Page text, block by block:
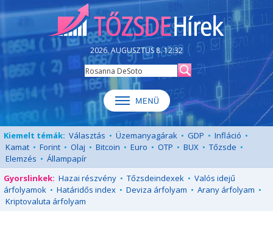
2026. AUGUSZTUS 8. 12:32
Kiemelt témák: Választás • Üzemanyagárak • GDP • Infláció •
Kamat • Forint • Olaj • Bitcoin • Euro • OTP • BUX • Tőzsde •
Elemzés • Állampapír
Gyorslinkek: Hazai részvény • Tőzsdeindexek • Valós idejű
árfolyamok • Határidős index • Deviza árfolyam • Arany árfolyam •
Kriptovaluta árfolyam